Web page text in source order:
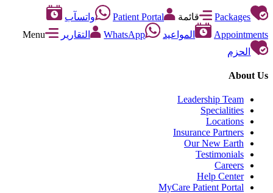
Packages قائمة Patient Portal
واتسآب
Appointments
المواعيد WhatsApp التقارير
Menu
الحزم
About Us
Leadership Team
Specialities
Locations
Insurance Partners
Our New Earth
Testimonials
Careers
Help Center
MyCare Patient Portal